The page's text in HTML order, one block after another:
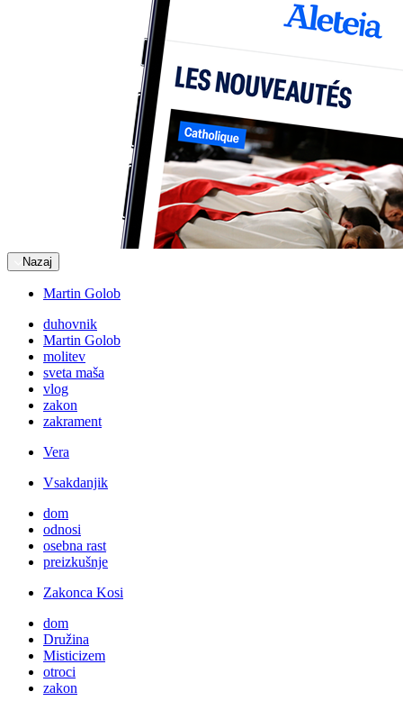
Nazaj
Martin Golob
duhovnik
Martin Golob
molitev
sveta maša
vlog
zakon
zakrament
Vera
Vsakdanjik
dom
odnosi
osebna rast
preizkušnje
Zakonca Kosi
dom
Družina
Misticizem
otroci
zakon